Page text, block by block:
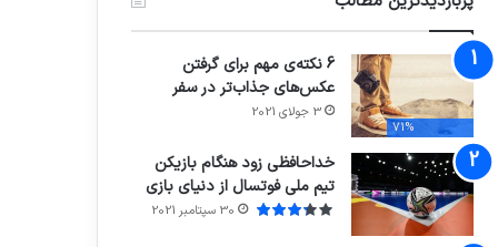
71%
6 نکته‌ی مهم برای گرفتن
عکس‌های جذاب‌تر در سفر
3 جولای 2021
خداحافظی زود هنگام بازیکن
تیم ملی فوتسال از دنیای بازی
30 سپتامبر 2021